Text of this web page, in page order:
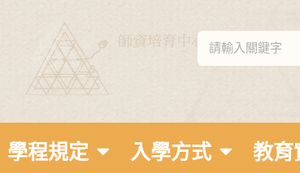
學程規定 入學方式 教育